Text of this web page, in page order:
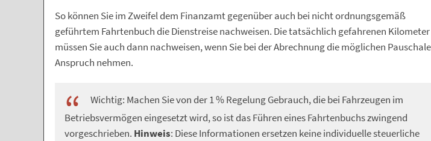
So können Sie im Zweifel dem Finanzamt gegenüber auch bei nicht ordnungsgemäß
geführtem Fahrtenbuch die Dienstreise nachweisen. Die tatsächlich gefahrenen Kilometer
müssen Sie auch dann nachweisen, wenn Sie bei der Abrechnung die möglichen
Anspruch nehmen.
Wichtig: Machen Sie von der 1 % Regelung Gebrauch, die bei Fahrzeugen im
Betriebsvermögen eingesetzt wird, so ist das Führen eines Fahrtenbuchs zwingend
vorgeschrieben. Hinweis: Diese Informationen ersetzen keine individuelle steuerliche